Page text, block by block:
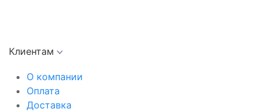
Клиентам
О компании
Оплата
Доставка